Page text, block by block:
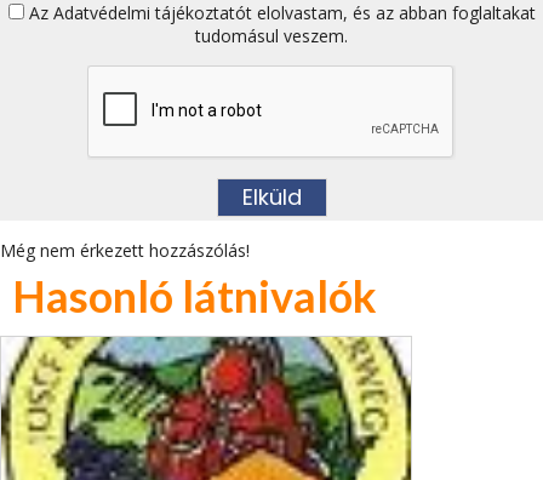
Az Adatvédelmi tájékoztatótelolvastam, és az abban foglaltakat
tudomásul veszem.
Még nem érkezett hozzászólás!
Hasonló látnivalók